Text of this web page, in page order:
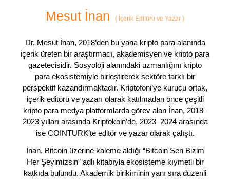
Mesut İnan ( İçerik Editörü ve Yazar )
Dr. Mesut İnan, 2018’den bu yana kripto para alanında
içerik üreten bir araştırmacı, akademisyen ve kripto para
gazetecisidir. Sosyoloji alanındaki uzmanlığını kripto
para ekosistemiyle birleştirerek sektöre farklı bir
perspektif kazandırmaktadır. Kriptofoni’ye kurucu ortak,
içerik editörü ve yazarı olarak katılmadan önce çeşitli
kripto para medya platformlarda görev alan İnan, 2018–
2023 yılları arasında Kriptokoin’de, 2023–2024 arasında
ise COINTURK’te editör ve yazar olarak çalıştı.
İnan, Bitcoin üzerine kaleme aldığı “Bitcoin Sen Bizim
Her Şeyimizsin” adlı kitabıyla ekosisteme kıymetli bir
katkıda bulundu. Akademik birikiminin yanı sıra düzenli